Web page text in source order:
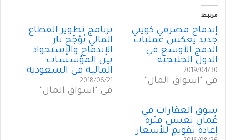
مرتبط
إندماج مصرفي كويتي
جديد يعكس عمليات
الدمج الأوسع في
الدول الخليجية
2019/04/30
في "أسواق المال"
برنامج تطوير القطاع
المالي يُؤجّج نار
الإندماج والإستحواذ
بين المؤسسات
المالية في السعودية
2018/06/21
في "أسواق المال"
سوق العقارات في
عُمان تعيش فترة
إعادة تقويمٍ للأسعار